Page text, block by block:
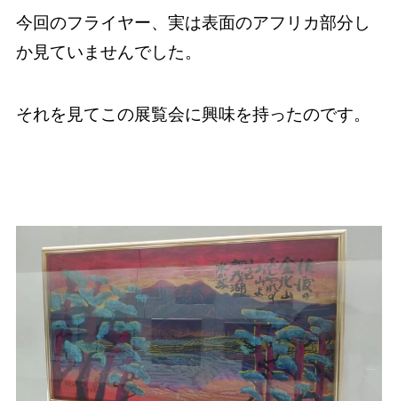
今回のフライヤー、実は表面のアフリカ部分し
か見ていませんでした。
それを見てこの展覧会に興味を持ったのです。